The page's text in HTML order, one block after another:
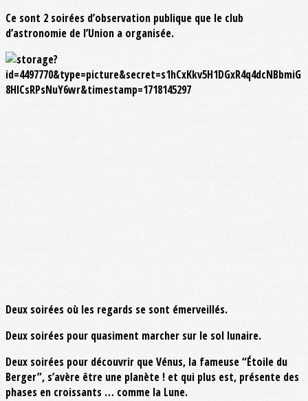
Ce sont 2 soirées d’observation publique que le club
d’astronomie de l’Union a organisée.
Deux soirées où les regards se sont émerveillés.
Deux soirées pour quasiment marcher sur le sol lunaire.
Deux soirées pour découvrir que Vénus, la fameuse “Étoile du
Berger”, s’avère être une planète ! et qui plus est, présente des
phases en croissants … comme la Lune.